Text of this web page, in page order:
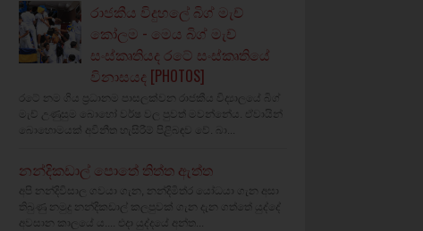
රාජකීය විදුහලේ බිග් මැච්
කෝලම - මෙය බිග් මැච්
සංස්කෘතියද රටේ සංස්කෘතියේ
විනාසයද [PHOTOS]
රටේ නම ගිය ප්‍රධානම පාසලක්වන රාජකීය විද්‍යාලයේ බිග්
මැච් උණුසුම බොහෝ වර්ෂ වල පුවත් මවන්නේය. ඒවායින්
බොහොමයක් අවිනීත හැසිරීම් පිළිබඳව වේ. බා...
නන්දිකඩාල් පොතේ තිත්ත ඇත්ත
අපි නන්දිවිසාල ගවයා ගැන, නන්දිමිත්ර යෝධයා ගැන අසා
තිබුණු නමුදු නන්දිකඩාල් කලපුවක් ගැන දැන ගත්තේ යුද්දේ
අවසාන කාලයේ ය.... එදා යුද්දයේ අන්ත...